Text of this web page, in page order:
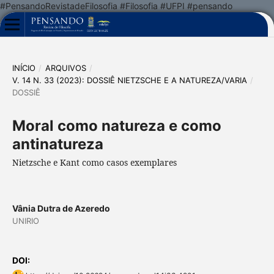
#PensandoRevistadeFilosofia #Filosofia #UFPI #pensando
INÍCIO / ARQUIVOS /
V. 14 N. 33 (2023): DOSSIÊ NIETZSCHE E A NATUREZA/VARIA /
DOSSIÊ
Moral como natureza e como
antinatureza
Nietzsche e Kant como casos exemplares
Vânia Dutra de Azeredo
UNIRIO
DOI: